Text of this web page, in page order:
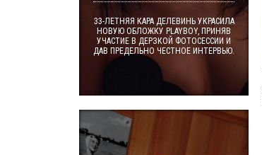
33-ЛЕТНЯЯ КАРА ДЕЛЕВИНЬ УКРАСИЛА
НОВУЮ ОБЛОЖКУ PLAYBOY, ПРИНЯВ
УЧАСТИЕ В ДЕРЗКОЙ ФОТОСЕССИИ И
ДАВ ПРЕДЕЛЬНО ЧЕСТНОЕ ИНТЕРВЬЮ.